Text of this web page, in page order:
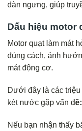
dàn ngưng, giúp
Dấu hiệu motor
Motor quạt làm mát
đúng cách, ảnh
mát động cơ.
Dưới đây là các
két nước gặp vấn đề:
Nếu bạn nhận thấy